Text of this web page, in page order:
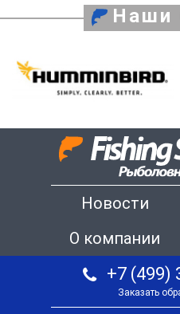
Наши
Новости
О компании
+7 (499)
Заказать